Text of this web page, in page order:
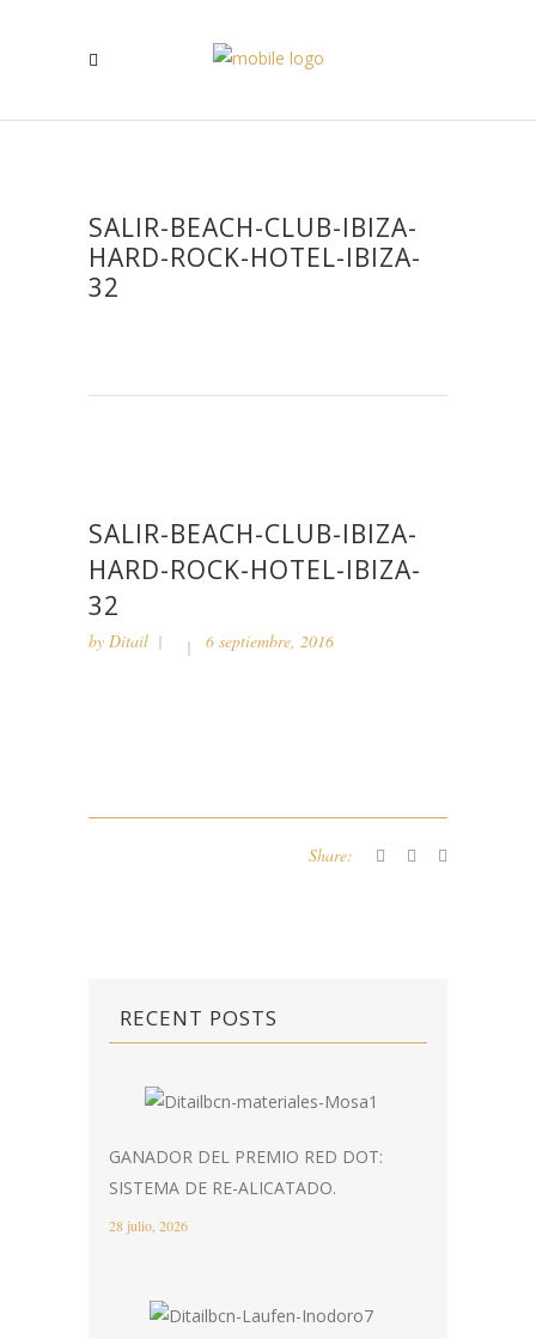
SALIR-BEACH-CLUB-IBIZA-
HARD-ROCK-HOTEL-IBIZA-
32
SALIR-BEACH-CLUB-IBIZA-
HARD-ROCK-HOTEL-IBIZA-
32
by Ditail 6 septiembre, 2016
Share:
RECENT POSTS
GANADOR DEL PREMIO RED DOT:
SISTEMA DE RE-ALICATADO.
28 julio, 2026